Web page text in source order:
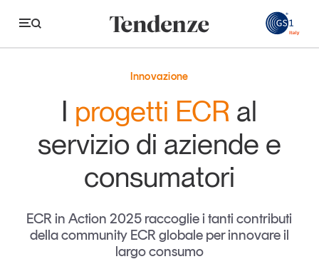
Tendenze
Economia e consumi
Logistica
Retail e brand
Sostenibilità
Innovazione
I progetti ECR al
servizio di aziende e
consumatori
ECR in Action 2025 raccoglie i tanti contributi
della community ECR globale per innovare il
largo consumo